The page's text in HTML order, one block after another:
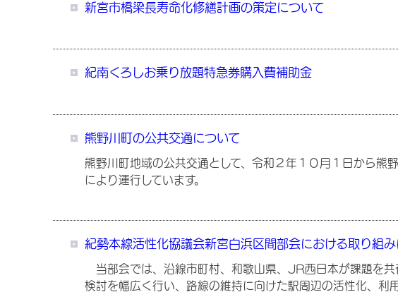
新宮市橋梁長寿命化修繕計画の策定について
紀南くろしお乗り放題特急券購入費補助金
熊野川町の公共交通について
熊野川町地域の公共交通として、令和２年１０月１日から熊
により運行しています。
紀勢本線活性化協議会新宮白浜区間部会における取り組み
当部会では、沿線市町村、和歌山県、JR西日本が課題を共
検討を幅広く行い、路線の維持に向けた駅周辺の活性化、利